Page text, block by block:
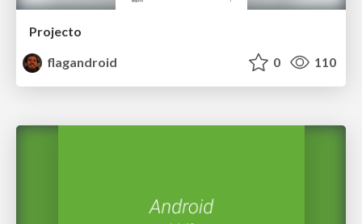
Projecto
flagandroid
0 110